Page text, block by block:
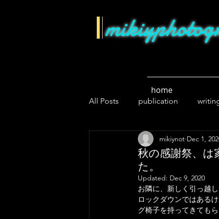
home
All Posts publication
lockdown news
秋の感謝祭、
た。
mikiynot Dec 1,
Updated: Dec 9, 2020
お隣に、新しく引っ越
ロックダウンではある
グ椅子を持ってきても